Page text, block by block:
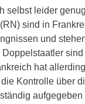
selbst leider
sind in
und
hat
Kontrolle über
aufgegeben